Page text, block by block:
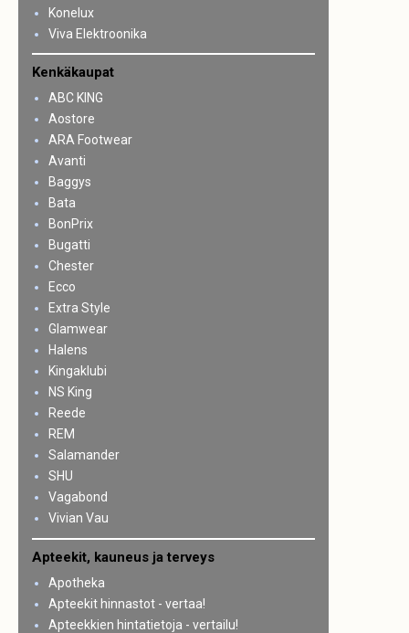
Konelux
Viva Elektroonika
Kenkäkaupat
ABC KING
Aostore
ARA Footwear
Avanti
Baggys
Bata
BonPrix
Bugatti
Chester
Ecco
Extra Style
Glamwear
Halens
Kingaklubi
NS King
Reede
REM
Salamander
SHU
Vagabond
Vivian Vau
Apteekit, kauneus ja terveys
Apotheka
Apteekit hinnastot - vertaa!
Apteekkien hintatietoja - vertailu!